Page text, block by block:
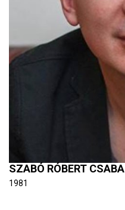
SZABÓ RÓBERT CSABA
1981